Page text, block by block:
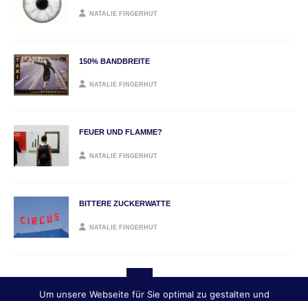
NATALIE FINGERHUT
150% BANDBREITE
NATALIE FINGERHUT
FEUER UND FLAMME?
NATALIE FINGERHUT
BITTERE ZUCKERWATTE
NATALIE FINGERHUT
Um unsere Webseite für Sie optimal zu gestalten und